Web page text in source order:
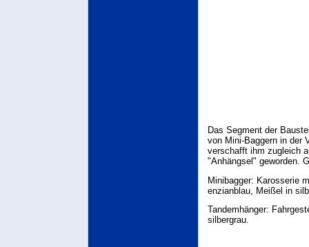
Das Segment der
von Mini-Baggern in der
verschafft ihm zugleich
"Anhängsel" geworden.
Minibagger: Karosserie
enzianblau, Meißel in
Tandemhänger:
silbergrau.